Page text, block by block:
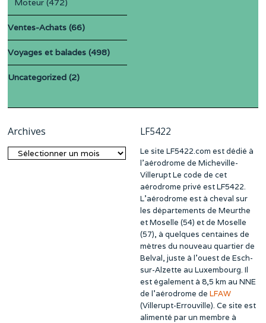
Moteur (472)
Ventes-Achats (66)
Voyages et balades (498)
Uncategorized (2)
Archives
Archives
LF5422
Le site LF5422.com est dédié à
l’aérodrome de Micheville-
Villerupt Le code de cet
aérodrome privé est LF5422.
L’aérodrome est à cheval sur
les départements de Meurthe
et Moselle (54) et de Moselle
(57), à quelques centaines de
mètres du nouveau quartier de
Belval, juste à l’ouest de Esch-
sur-Alzette au Luxembourg. Il
est également à 8,5 km au NNE
de l’aérodrome de LFAW
(Villerupt-Errouville). Ce site est
alimenté par un membre à